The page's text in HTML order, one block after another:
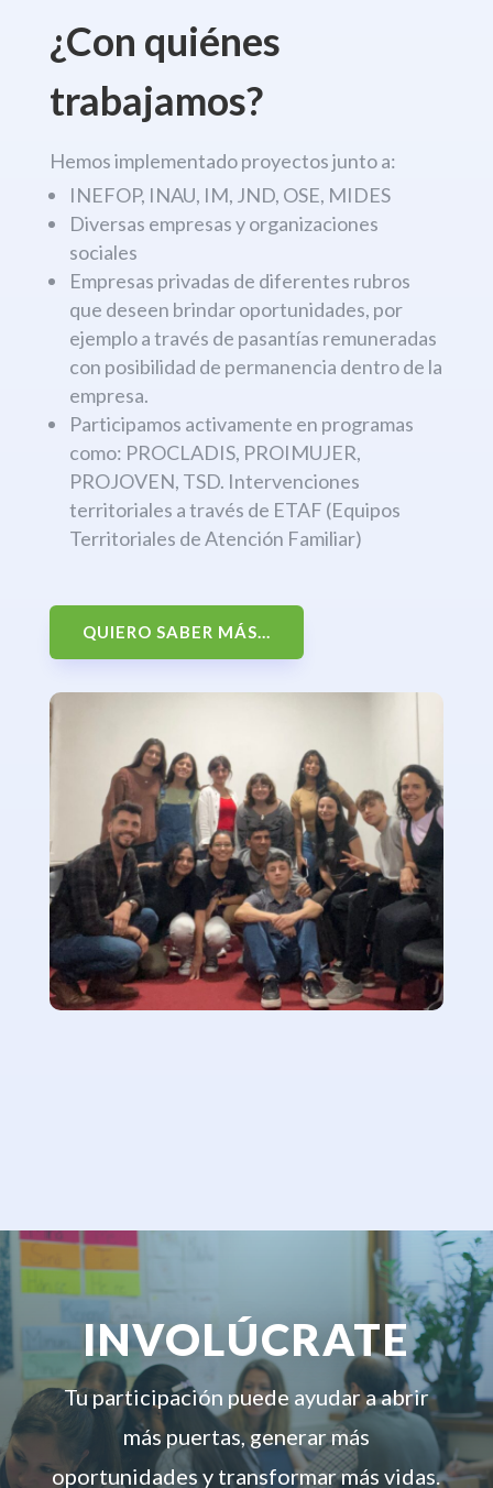
¿Con quiénes
trabajamos?
Hemos implementado proyectos junto a:
INEFOP, INAU, IM, JND, OSE, MIDES
Diversas empresas y organizaciones
sociales
Empresas privadas de diferentes rubros
que deseen brindar oportunidades, por
ejemplo a través de pasantías remuneradas
con posibilidad de permanencia dentro de la
empresa.
Participamos activamente en programas
como: PROCLADIS, PROIMUJER,
PROJOVEN, TSD. Intervenciones
territoriales a través de ETAF (Equipos
Territoriales de Atención Familiar)
QUIERO SABER MÁS...
INVOLÚCRATE
Tu participación puede ayudar a abrir
más puertas, generar más
oportunidades y transformar más vidas.